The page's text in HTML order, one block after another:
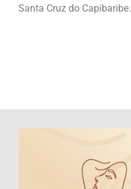
Santa Cruz do Capibaribe.